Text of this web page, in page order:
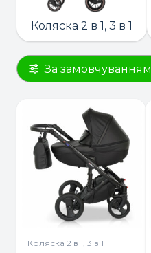
Коляска 2 в 1, 3 в 1
За замовчуванням
Коляска 2 в 1, 3 в 1